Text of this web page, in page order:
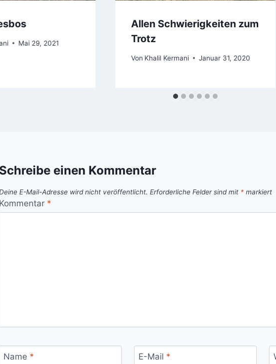
Mai 29, 2021
Allen Schwierigkeiten zum
Trotz
Von Khalil Kermani Januar 31, 2020
Schreibe einen Kommentar
E-Mail-Adresse wird nicht veröffentlicht. Erforderliche Felder sind mit * markiert
Kommentar *
Name * E-Mail *